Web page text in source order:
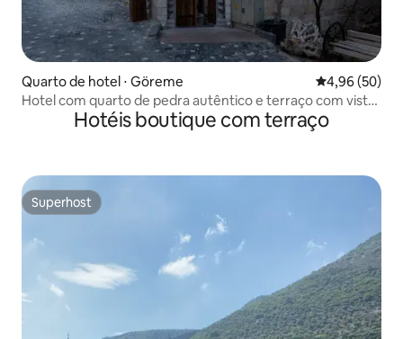
Quarto de hotel ⋅ Göreme 4,96 de uma
4,96 (50)
Hotel com quarto de pedra autêntico e terraço com vista
para balõesHotéis boutique com terraço
Superhost
Superhost